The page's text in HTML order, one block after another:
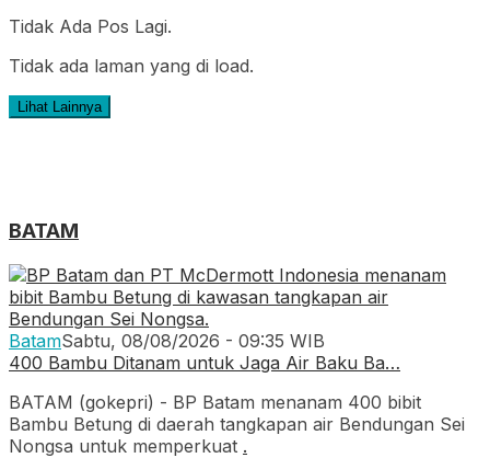
Tidak Ada Pos Lagi.
Tidak ada laman yang di load.
Lihat Lainnya
BATAM
BatamSabtu, 08/08/2026 - 09:35 WIB
400 Bambu Ditanam untuk Jaga Air Baku Ba…
BATAM (gokepri) - BP Batam menanam 400 bibit
Bambu Betung di daerah tangkapan air Bendungan Sei
Nongsa untuk memperkuat .